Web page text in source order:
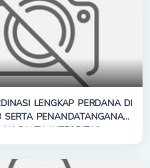
LENGKAP PERDANA DI
PENANDATANGANAN
PAKTA INTEGRITAS